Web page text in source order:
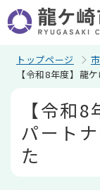
の
ペ
トップページ
【令和8年度】龍
【令和
パート
た